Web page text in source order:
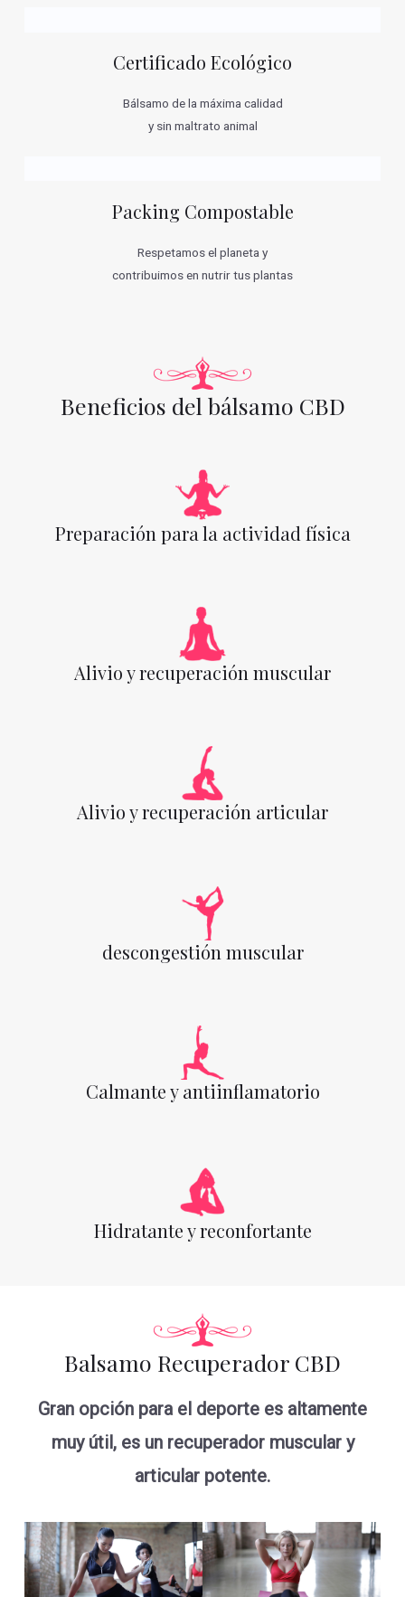
Certificado Ecológico
Bálsamo de la máxima calidad
y sin maltrato animal
Packing Compostable
Respetamos el planeta y
contribuimos en nutrir tus plantas
Beneficios del bálsamo CBD
Preparación para la actividad física
Alivio y recuperación muscular
Alivio y recuperación articular
descongestión muscular
Calmante y antiinflamatorio
Hidratante y reconfortante
Balsamo Recuperador CBD
Gran opción para el deporte es altamente
muy útil, es un recuperador muscular y
articular potente.